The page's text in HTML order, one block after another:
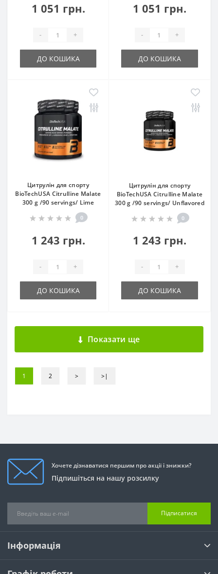
1 051 грн.
- +
ДО КОШИКА
1 051 грн.
- +
ДО КОШИКА
Цитрулін для спорту
BioTechUSA Citrulline Malate
300 g /90 servings/ Lime
0
1 243 грн.
- +
ДО КОШИКА
Цитрулін для спорту
BioTechUSA Citrulline Malate
300 g /90 servings/ Unflavored
0
1 243 грн.
- +
ДО КОШИКА
Показати ще
1 2 > >|
Хочете дізнаватися першим про акції і знижки?
Підпишіться на нашу розсилку
Підписатися
Інформація